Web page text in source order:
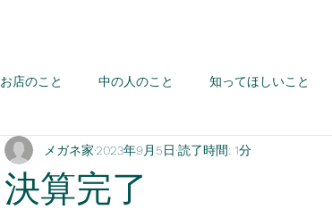
お店のこと 中の人のこと 知ってほしいこと
決算完了
メガネ家2023年9月5日 読了時間: 1分